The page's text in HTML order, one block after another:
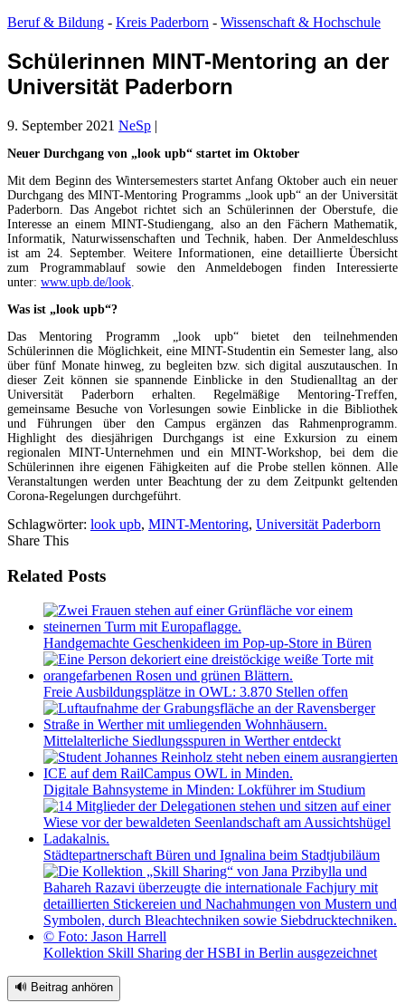
Beruf & Bildung - Kreis Paderborn - Wissenschaft & Hochschule
Schülerinnen MINT-Mentoring an der
Universität Paderborn
9. September 2021 NeSp |
Neuer Durchgang von „look upb“ startet im Oktober
Mit dem Beginn des Wintersemesters startet Anfang Oktober auch ein neuer
Durchgang des MINT-Mentoring Programms „look upb“ an der Universität
Paderborn. Das Angebot richtet sich an Schülerinnen der Oberstufe, die
Interesse an einem MINT-Studiengang, also an den Fächern Mathematik,
Informatik, Naturwissenschaften und Technik, haben. Der Anmeldeschluss
ist am 24. September. Weitere Informationen, eine detaillierte Übersicht
zum Programmablauf sowie den Anmeldebogen finden Interessierte
unter: www.upb.de/look
Was ist „look upb“?
Das Mentoring Programm „look upb“ bietet den teilnehmenden
Schülerinnen die Möglichkeit, eine MINT-Studentin ein Semester lang, also
über fünf Monate hinweg, zu begleiten bzw. sich digital auszutauschen. In
dieser Zeit können sie spannende Einblicke in den Studienalltag an der
Universität Paderborn erhalten. Regelmäßige Mentoring-Treffen,
gemeinsame Besuche von Vorlesungen sowie Einblicke in die Bibliothek
und Führungen über den Campus ergänzen das Rahmenprogramm.
Highlight des diesjährigen Durchgangs ist eine Exkursion zu einem
regionalen MINT-Unternehmen und ein MINT-Workshop, bei dem die
Schülerinnen ihre eigenen Fähigkeiten auf die Probe stellen können. Alle
Veranstaltungen werden unter Beachtung der zu dem Zeitpunkt geltenden
Corona-Regelungen durchgeführt.
Schlagwörter: look upb, MINT-Mentoring, Universität Paderborn
Share This
Related Posts
Handgemachte Geschenkideen im Pop-up-Store in Büren
Freie Ausbildungsplätze in OWL: 3.870 Stellen offen
Mittelalterliche Siedlungsspuren in Werther entdeckt
Digitale Bahnsysteme in Minden: Lokführer im Studium
Städtepartnerschaft Büren und Ignalina beim Stadtjubiläum
Kollektion Skill Sharing der HSBI in Berlin ausgezeichnet
🔊 Beitrag anhören